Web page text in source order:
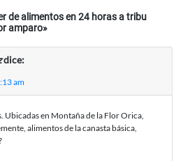
de alimentos en 24 horas a tribu
amparo»
dice:
am
Ubicadas en Montaña de la Flor Orica,
alimentos de la canasta básica,